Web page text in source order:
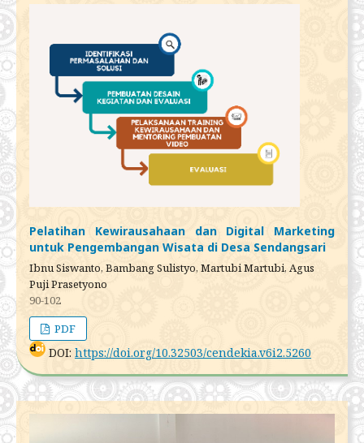
Pelatihan Kewirausahaan dan Digital Marketing
untuk Pengembangan Wisata di Desa Sendangsari
Ibnu Siswanto, Bambang Sulistyo, Martubi Martubi, Agus
Puji Prasetyono
90-102
PDF
DOI: https://doi.org/10.32503/cendekia.v6i2.5260